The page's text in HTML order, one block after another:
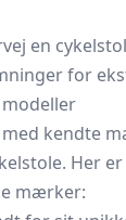
en
for
kendte
Her
mærker: